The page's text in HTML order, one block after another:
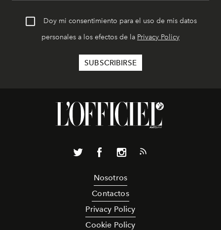
Doy mi consentimiento para el uso de mis datos
personales a los efectos de la Privacy Policy
Nosotros
Contactos
Privacy Policy
Cookie Policy